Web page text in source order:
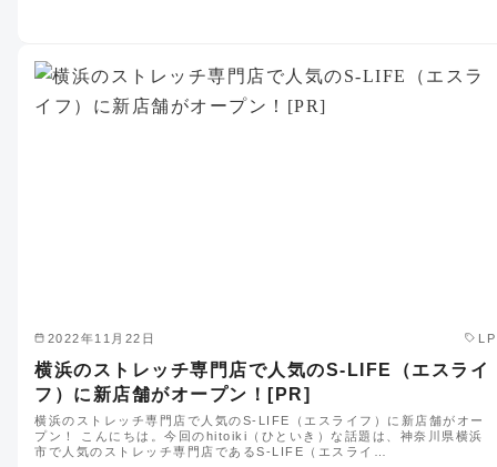
2022年11月22日 LP
横浜のストレッチ専門店で人気のS-LIFE（エスライ
フ）に新店舗がオープン！[PR]
横浜のストレッチ専門店で人気のS-LIFE（エスライフ）に新店舗がオー
プン！ こんにちは。今回のhitoiki（ひといき）な話題は、神奈川県横浜
市で人気のストレッチ専門店であるS-LIFE（エスライ…